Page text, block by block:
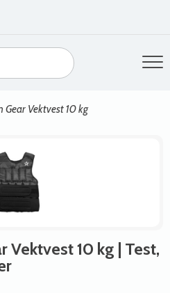
Vektvest 10 kg
Vektvest 10 kg | Test,